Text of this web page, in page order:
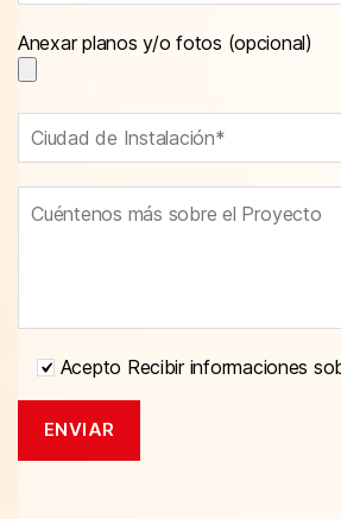
Anexar planos y/o fotos (opcional)
Acepto Recibir informaciones